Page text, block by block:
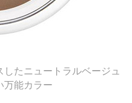
たニュートラルベージュ
万能カラー